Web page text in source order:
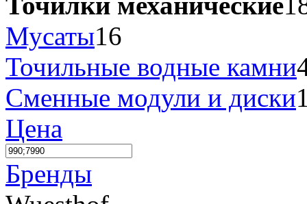
Мусаты16
Точильные водные камни
Сменные модули и диски
Цена
Бренды